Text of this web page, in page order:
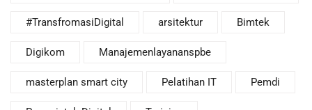
#TransfromasiDigital arsitektur Bimtek
Digikom Manajemenlayananspbe
masterplan smart city Pelatihan IT Pemdi